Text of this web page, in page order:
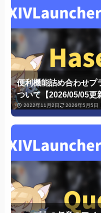
便利機能詰め合わせ
ついて【2026/05/05更
2022年11月2日 2026年5月5日